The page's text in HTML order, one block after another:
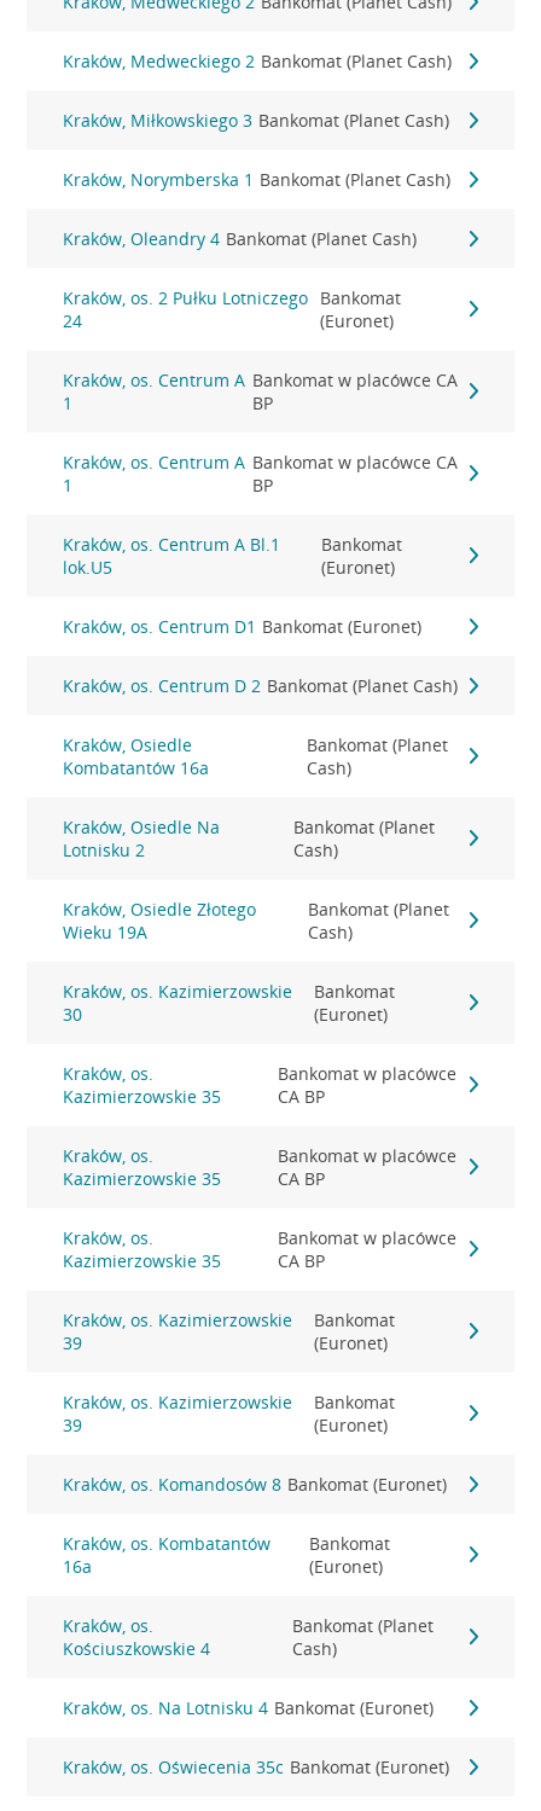
Kraków, Medweckiego 2 Bankomat (Planet Cash)
Kraków, Miłkowskiego 3 Bankomat (Planet Cash)
Kraków, Norymberska 1 Bankomat (Planet Cash)
Kraków, Oleandry 4 Bankomat (Planet Cash)
Kraków, os. 2 Pułku Lotniczego
24
Bankomat
(Euronet)
Kraków, os. Centrum A
1
Bankomat w placówce CA
BP
Kraków, os. Centrum A
1
Bankomat w placówce CA
BP
Kraków, os. Centrum A Bl.1
lok.U5
Bankomat
(Euronet)
Kraków, os. Centrum D1 Bankomat (Euronet)
Kraków, os. Centrum D 2 Bankomat (Planet Cash)
Kraków, Osiedle
Kombatantów 16a
Bankomat (Planet
Cash)
Kraków, Osiedle Na
Lotnisku 2
Bankomat (Planet
Cash)
Kraków, Osiedle Złotego
Wieku 19A
Bankomat (Planet
Cash)
Kraków, os. Kazimierzowskie
30
Bankomat
(Euronet)
Kraków, os.
Kazimierzowskie 35
Bankomat w placówce
CA BP
Kraków, os.
Kazimierzowskie 35
Bankomat w placówce
CA BP
Kraków, os.
Kazimierzowskie 35
Bankomat w placówce
CA BP
Kraków, os. Kazimierzowskie
39
Bankomat
(Euronet)
Kraków, os. Kazimierzowskie
39
Bankomat
(Euronet)
Kraków, os. Komandosów 8 Bankomat (Euronet)
Kraków, os. Kombatantów
16a
Bankomat
(Euronet)
Kraków, os.
Kościuszkowskie 4
Bankomat (Planet
Cash)
Kraków, os. Na Lotnisku 4 Bankomat (Euronet)
Kraków, os. Oświecenia 35c Bankomat (Euronet)